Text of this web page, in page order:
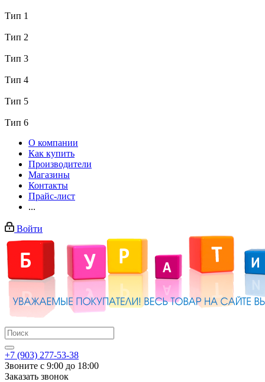
Тип 1
Тип 2
Тип 3
Тип 4
Тип 5
Тип 6
О компании
Как купить
Производители
Магазины
Контакты
Прайс-лист
...
Войти
+7 (903) 277-53-38
Звоните с 9:00 до 18:00
Заказать звонок